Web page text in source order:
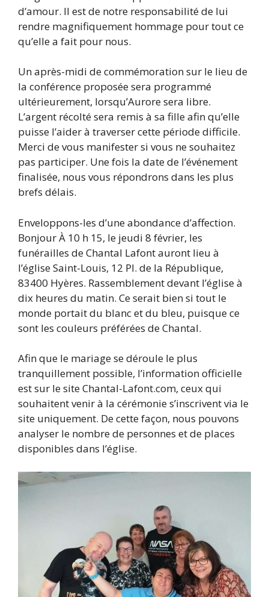
d’amour. Il est de notre responsabilité de lui
rendre magnifiquement hommage pour tout ce
qu’elle a fait pour nous.
Un après-midi de commémoration sur le lieu de
la conférence proposée sera programmé
ultérieurement, lorsqu’Aurore sera libre.
L’argent récolté sera remis à sa fille afin qu’elle
puisse l’aider à traverser cette période difficile.
Merci de vous manifester si vous ne souhaitez
pas participer. Une fois la date de l’événement
finalisée, nous vous répondrons dans les plus
brefs délais.
Enveloppons-les d’une abondance d’affection.
Bonjour À 10 h 15, le jeudi 8 février, les
funérailles de Chantal Lafont auront lieu à
l’église Saint-Louis, 12 Pl. de la République,
83400 Hyères. Rassemblement devant l’église à
dix heures du matin. Ce serait bien si tout le
monde portait du blanc et du bleu, puisque ce
sont les couleurs préférées de Chantal.
Afin que le mariage se déroule le plus
tranquillement possible, l’information officielle
est sur le site Chantal-Lafont.com, ceux qui
souhaitent venir à la cérémonie s’inscrivent via le
site uniquement. De cette façon, nous pouvons
analyser le nombre de personnes et de places
disponibles dans l’église.